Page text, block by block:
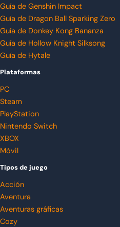
Guía de Genshin Impact
Guía de Dragon Ball Sparking Zero
Guía de Donkey Kong Bananza
Guía de Hollow Knight Silksong
Guía de Hytale
Plataformas
PC
Steam
PlayStation
Nintendo Switch
XBOX
Móvil
Tipos de juego
Acción
Aventura
Aventuras gráficas
Cozy